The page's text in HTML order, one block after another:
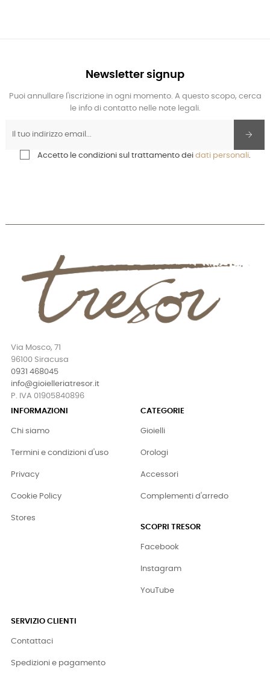
Newsletter signup
Puoi annullare l'iscrizione in ogni momento. A questo scopo, cerca
le info di contatto nelle note legali.
Accetto le condizioni sul trattamento dei dati personali.
Via Mosco, 71
96100 Siracusa
0931 468045
info@gioielleriatresor.it
P. IVA 01905840896
INFORMAZIONI
Chi siamo
Termini e condizioni d'uso
Privacy
Cookie Policy
Stores
CATEGORIE
Gioielli
Orologi
Accessori
Complementi d'arredo
SCOPRI TRESOR
Facebook
Instagram
YouTube
SERVIZIO CLIENTI
Contattaci
Spedizioni e pagamento